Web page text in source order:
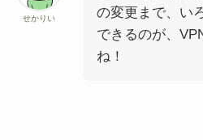
せかりい
の変更まで、い
できるのが、
ね！